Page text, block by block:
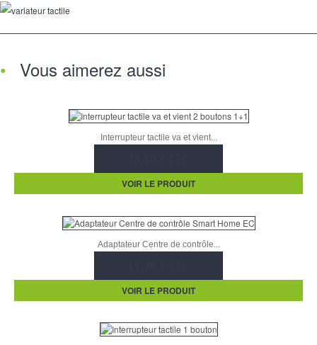
Vous aimerez aussi
Interrupteur tactile va et vient...
VOIR LE PRODUIT
Adaptateur Centre de contrôle...
VOIR LE PRODUIT